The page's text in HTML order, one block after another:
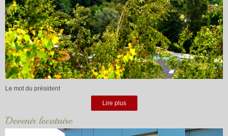
Le mot du président
Lire plus
Devenir locataire